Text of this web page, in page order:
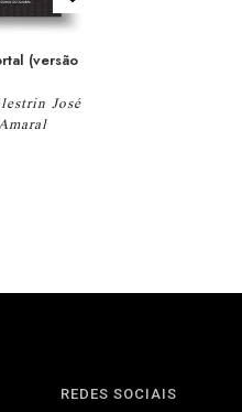
(versão
José
REDES SOCIAIS